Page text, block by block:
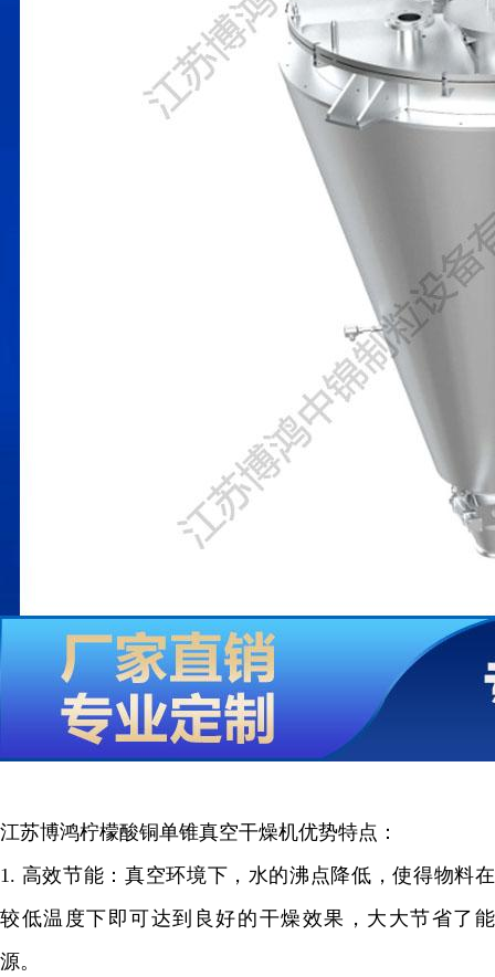
江苏博鸿柠檬酸铜单锥真空干燥机优势特点：
1. 高效节能：真空环境下，水的沸点降低，使得物料在
较低温度下即可达到良好的干燥效果，大大节省了能
源。